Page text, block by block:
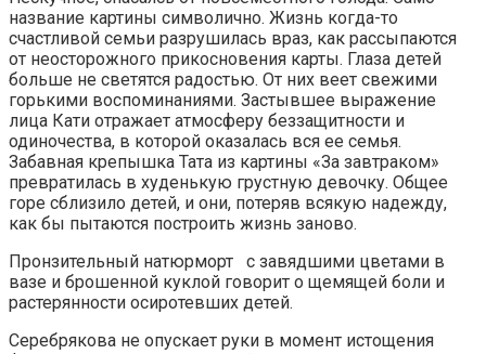
название картины символично. Жизнь когда-то
счастливой семьи разрушилась враз, как рассыпаются
от неосторожного прикосновения карты. Глаза детей
больше не светятся радостью. От них веет свежими
горькими воспоминаниями. Застывшее выражение
лица Кати отражает атмосферу беззащитности и
одиночества, в которой оказалась вся ее семья.
Забавная крепышка Тата из картины «За завтраком»
превратилась в худенькую грустную девочку. Общее
горе сблизило детей, и они, потеряв всякую надежду,
как бы пытаются построить жизнь заново.
Пронзительный натюрморт с завядшими цветами в
вазе и брошенной куклой говорит о щемящей боли и
растерянности осиротевших детей.
Серебрякова не опускает руки в момент истощения